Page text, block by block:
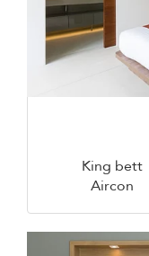
King bett
Aircon